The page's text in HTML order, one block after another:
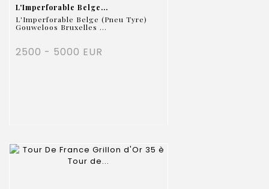
L'Imperforable Belge...
L'Imperforable Belge (Pneu Tyre)
Gouweloos Bruxelles ...
2500 - 5000 EUR